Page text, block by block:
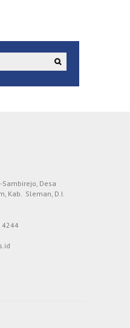
Sambirejo, Desa
Kab. Sleman, D.I.
4244